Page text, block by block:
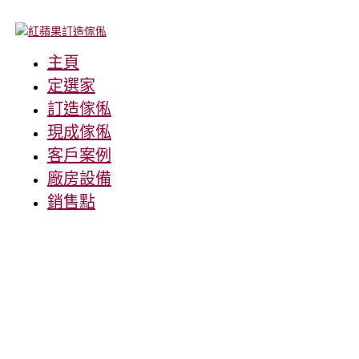
主頁
定選家
訂造傢俬
現成傢俬
客戶案例
廠房設備
銷售點